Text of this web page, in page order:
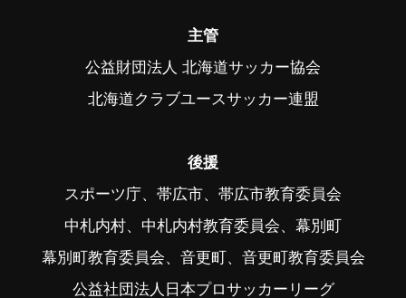
主管
公益財団法人 北海道サッカー協会
北海道クラブユースサッカー連盟
後援
スポーツ庁、帯広市、帯広市教育委員会
中札内村、中札内村教育委員会、幕別町
幕別町教育委員会、音更町、音更町教育委員会
公益社団法人日本プロサッカーリーグ